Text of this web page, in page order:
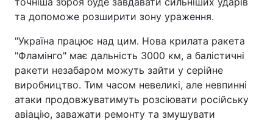
та допоможе розширити зону ураження.
"Україна працює над цим. Нова крилата ракета
"Фламінго" має дальність 3000 км, а балістичні
ракети незабаром можуть зайти у серійне
виробництво. Тим часом невеликі, але невпинні
атаки продовжуватимуть розсіювати російську
авіацію, заважати ремонту та змушувати